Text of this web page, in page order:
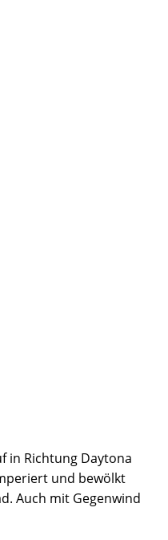
in Richtung Daytona
und bewölkt
Auch mit Gegenwind